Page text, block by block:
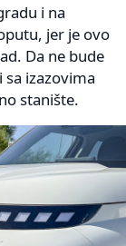
i na
jer je ovo
Da ne bude
sa izazovima
stanište.